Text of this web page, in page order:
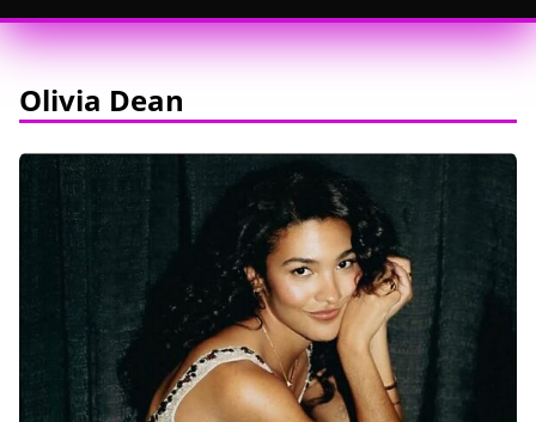
Olivia Dean